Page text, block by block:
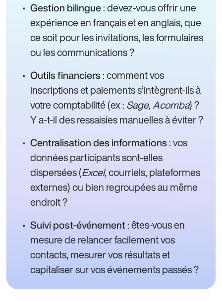
Gestion bilingue: devez-vous offrir une
expérience en français et en anglais, que
ce soit pour les invitations, les formulaires
ou les communications ?
Outils financiers: comment vos
inscriptions et paiements s’intègrent-ils à
votre comptabilité (ex : Sage,Acomba) ?
Y a-t-il des ressaisies manuelles à éviter ?
Centralisation des informations: vos
données participants sont-elles
dispersées (Excel, courriels, plateformes
externes) ou bien regroupées au même
endroit ?
Suivi post-événement : êtes-vous en
mesure de relancer facilement vos
contacts, mesurer vos résultats et
capitaliser sur vos événements passés ?